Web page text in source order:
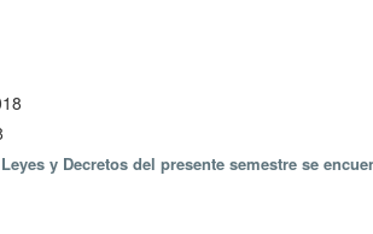
y Decretos del presente semestre se